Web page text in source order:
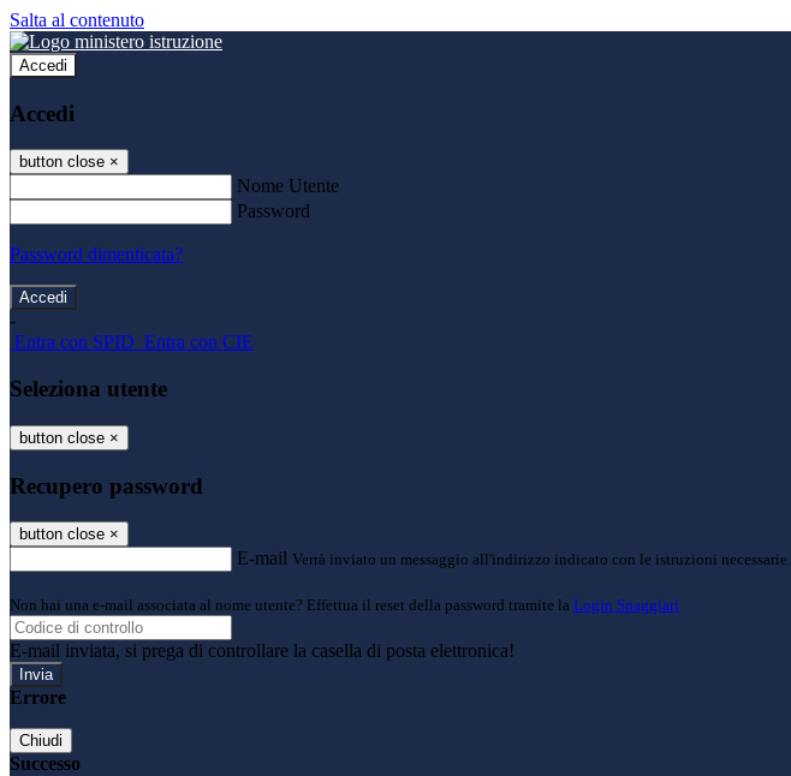
Salta al contenuto
Accedi
Accedi
button close ×
Nome Utente
Password
Password dimenticata?
-
Entra con SPID Entra con CIE
Seleziona utente
button close ×
Recupero password
button close ×
E-mail Verrà inviato un messaggio all'indirizzo indicato con le istruzioni necessarie.
Non hai una e-mail associata al nome utente? Effettua il reset della password tramite la Login Spaggiari
E-mail inviata, si prega di controllare la casella di posta elettronica!
Errore
Chiudi
Successo